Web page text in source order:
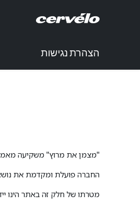
הצהרת נגישות
"מצמן את מרוץ" משקיעה מאמץ
החברה פועלת ומקדמת את נושא
מטרתו של חלק זה באתר הינו